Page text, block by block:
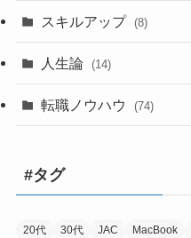
スキルアップ (8)
人生論 (14)
転職ノウハウ (74)
#タグ
20代 30代 JAC MacBook